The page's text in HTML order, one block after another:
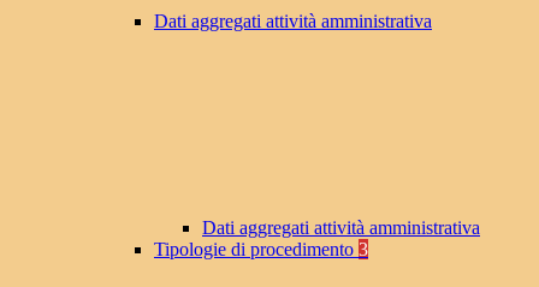
Dati aggregati attività amministrativa
Dati aggregati attività amministrativa
Tipologie di procedimento 3